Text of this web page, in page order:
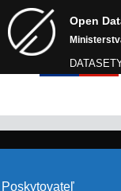
Open
Poskytovateľ